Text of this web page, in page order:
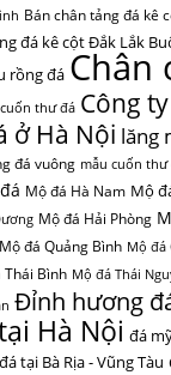
Bán chân tảng đá kê
đá kê cột Đắk Lắk
rồng đá Chân
cuốn thư đá Công
ở Hà Nội lăng
đá vuông mẫu cuốn thư
Mộ đá Hà Nam Mộ
Mộ đá Hải Phòng
Mộ đá Quảng Bình Mộ đá
Thái Bình Mộ đá Thái
Đỉnh hương
Hà Nội đá
tại Bà Rịa - Vũng Tàu